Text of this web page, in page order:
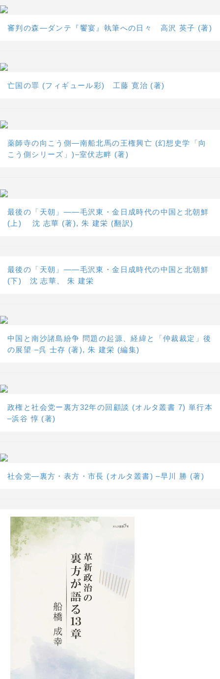
審判の森―ダンテ『饗宴』執筆への日々 高沢 英子 (著)
亡国の罪 (フィギュール彩) 工藤 寛治 (著)
薬師寺の向こう側―南船北馬の王権興亡 (幻想史学「向
こう側シリーズ」)–室伏志畔 (著)
最後の「天朝」――毛沢東・金日成時代の中国と北朝鮮
(上) 沈 志華 (著), 朱 建栄 (翻訳)
最後の「天朝」――毛沢東・金日成時代の中国と北朝鮮
(下) 沈 志華、 朱 建栄
中国と南沙諸島紛争 問題の起源、経緯と「仲裁裁定」後
の展望 –呉 士存 (著), 朱 建栄 (編集)
政権と社会党ー裏方32年の回顧談 (オルタ叢書 7) 単行本
–浜谷 惇 (著)
社会党―裏方・表方・市長 (オルタ叢書) –早川 勝 (著)